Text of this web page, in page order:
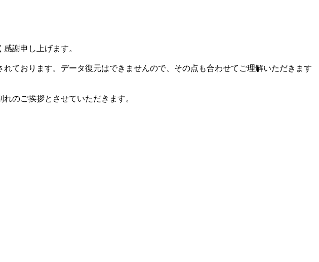
謝申し上げます。
ております。データ復元はできませんので、その点も合わせてご理解いただきます
のご挨拶とさせていただきます。